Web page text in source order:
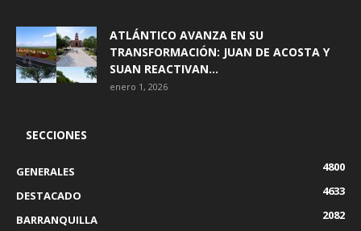
ATLÁNTICO AVANZA EN SU
TRANSFORMACIÓN: JUAN DE ACOSTA Y
SUAN REACTIVAN...
enero 1, 2026
SECCIONES
GENERALES
4800
DESTACADO
4633
BARRANQUILLA
2082